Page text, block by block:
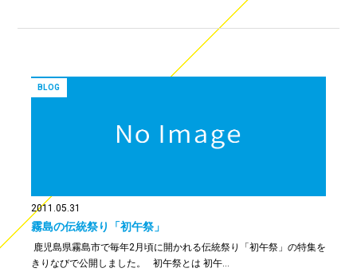
2011.05.31
霧島の伝統祭り「初午祭」
鹿児島県霧島市で毎年2月頃に開かれる伝統祭り「初午祭」の特集を
きりなびで公開しました。 初午祭とは 初午…
BLOG